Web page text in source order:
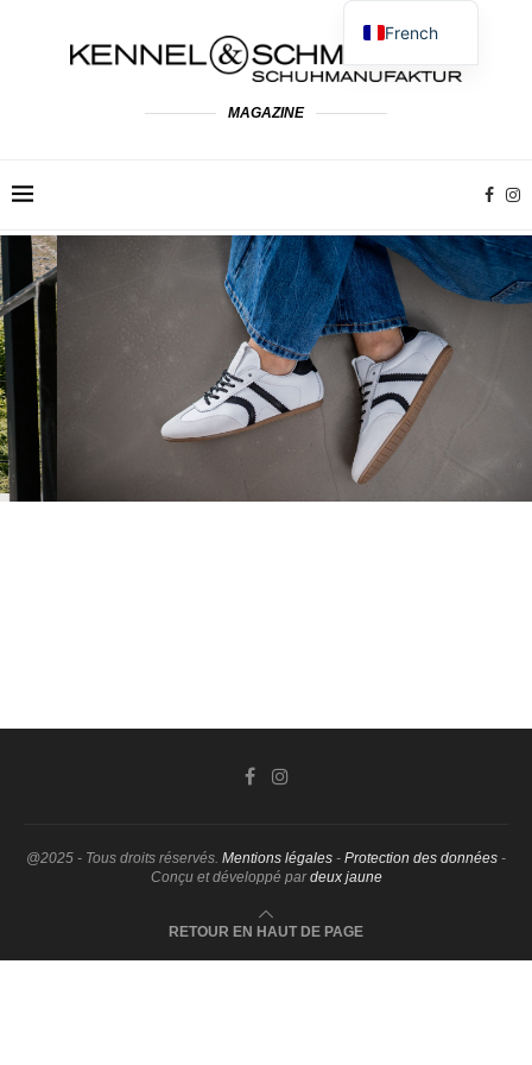
MAGAZINE
@2025 - Tous droits réservés. Mentions légales - Protection des données -
Conçu et développé pardeux jaune
RETOUR EN HAUT DE PAGE
French
German
English
Italian